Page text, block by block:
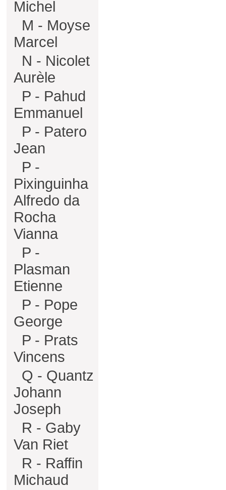
Michel
M - Moyse
Marcel
N - Nicolet
Aurèle
P - Pahud
Emmanuel
P - Patero
Jean
P -
Pixinguinha
Alfredo da
Rocha
Vianna
P -
Plasman
Etienne
P - Pope
George
P - Prats
Vincens
Q - Quantz
Johann
Joseph
R - Gaby
Van Riet
R - Raffin
Michaud